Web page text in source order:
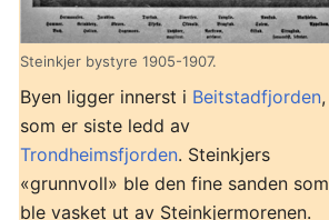
Steinkjer bystyre 1905-1907.
Byen ligger innerst i Beitstadfjorden,
som er siste ledd av
Trondheimsfjorden. Steinkjers
«grunnvoll» ble den fine sanden som
ble vasket ut av Steinkjermorenen.